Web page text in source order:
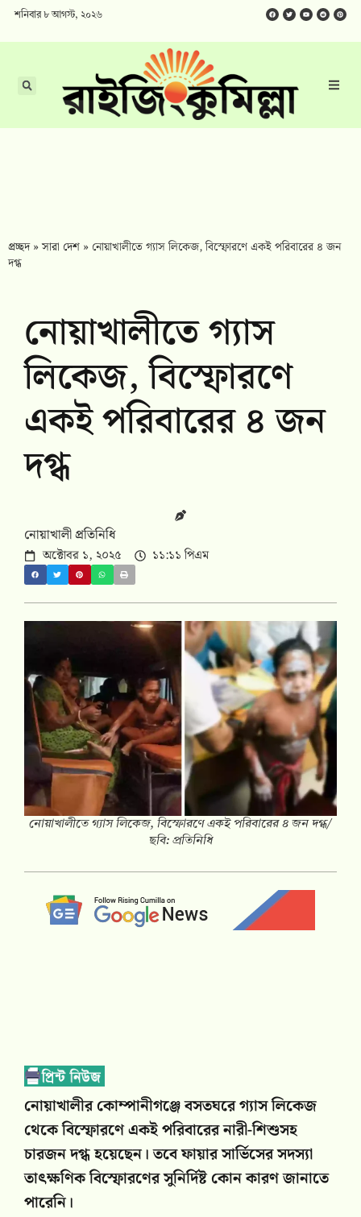
শনিবার ৮ আগস্ট, ২০২৬
প্রচ্ছদ»সারা দেশ » নোয়াখালীতে গ্যাস লিকেজ, বিস্ফোরণে একই পরিবারের ৪ জন
দগ্ধ
নোয়াখালীতে গ্যাস
লিকেজ, বিস্ফোরণে
একই পরিবারের ৪ জন
দগ্ধ
নোয়াখালী প্রতিনিধি
অক্টোবর ১, ২০২৫ ১১:১১ পিএম
নোয়াখালীতে গ্যাস লিকেজ, বিস্ফোরণে একই পরিবারের ৪ জন দগ্ধ/
ছবি: প্রতিনিধি
নোয়াখালীর কোম্পানীগঞ্জে বসতঘরে গ্যাস লিকেজ
থেকে বিস্ফোরণে একই পরিবারের নারী-শিশুসহ
চারজন দগ্ধ হয়েছেন। তবে ফায়ার সার্ভিসের সদস্যা
তাৎক্ষণিক বিস্ফোরণের সুনির্দিষ্ট কোন কারণ জানাতে
পারেনি।